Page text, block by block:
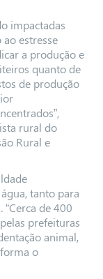
impactadas
estresse
a produção e
quanto de
de produção
rural do
Rural e
tanto para
de 400
prefeituras
animal,
o